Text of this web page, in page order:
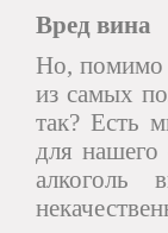
Вред вина
Но, помимо
из самых
так? Есть
для
алкоголь